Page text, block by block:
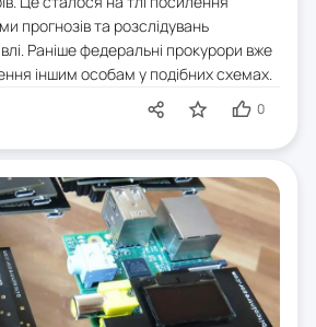
прогнозів та розслідувань
Раніше федеральні прокурори вже
іншим особам у подібних схемах.
0